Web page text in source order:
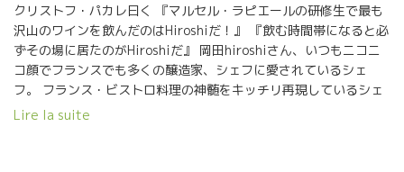
クリストフ・パカレ曰く 『マルセル・ラピエールの研修生で最も
沢山のワインを飲んだのはHiroshiだ！』 『飲む時間帯になると必
ずその場に居たのがHiroshiだ』 岡田hiroshiさん、いつもニコニ
コ顔でフランスでも多くの醸造家、シェフに愛されているシェ
フ。 フランス・ビストロ料理の神髄をキッチリ再現しているシェ
フ。 クリストフと一緒にいて、ここ来ない訳には行かない。 セミ
Lire la suite